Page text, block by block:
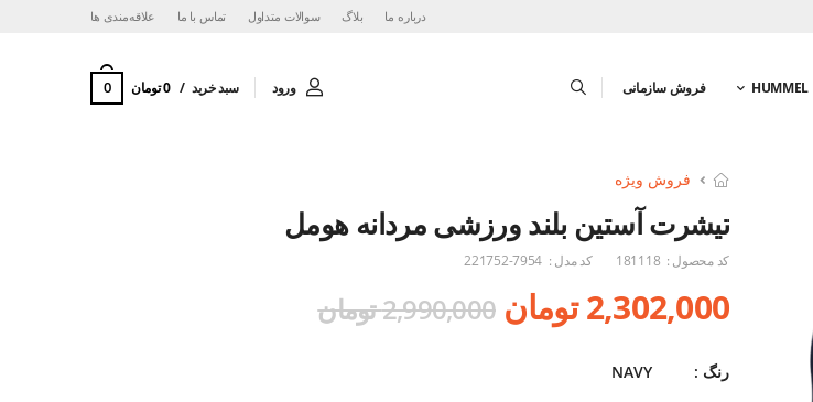
درباره ما بلاگ سوالات متداول تماس با ما ‌علاقه‌مندی ها
HUMMEL فروش سازمانی ورود سبد خرید 0 تومان 0
فروش ویژه
تیشرت آستین بلند ورزشی مردانه هومل
کد محصول : 181118 کد مدل : 221752-7954
2,302,000 تومان 2,990,000 تومان
رنگ : NAVY